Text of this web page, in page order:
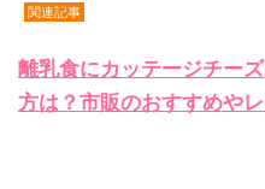
関連記事
離乳食にカッテージチー
方は？市販のおすすめや